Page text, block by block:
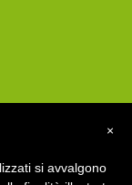
×
si avvalgono